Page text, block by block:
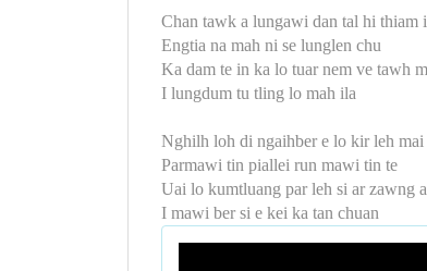
Chan tawk a lungawi dan tal hi thiam
Engtia na mah ni se lunglen chu
Ka dam te in ka lo tuar nem ve tawh
I lungdum tu tling lo mah ila
Nghilh loh di ngaihber e lo kir leh mai
Parmawi tin piallei run mawi tin te
Uai lo kumtluang par leh si ar zawng
I mawi ber si e kei ka tan chuan